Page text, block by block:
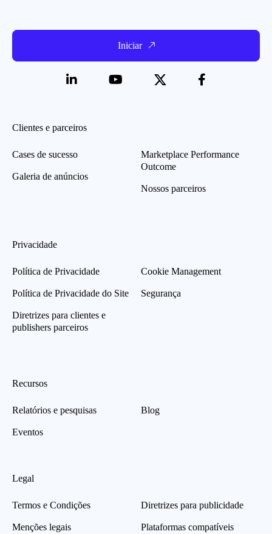
Iniciar
Clientes e parceiros
Cases de sucesso
Galeria de anúncios
Marketplace Performance
Outcome
Nossos parceiros
Privacidade
Política de Privacidade
Política de Privacidade do Site
Diretrizes para clientes e
publishers parceiros
Cookie Management
Segurança
Recursos
Relatórios e pesquisas
Eventos
Blog
Legal
Termos e Condições
Menções legais
Diretrizes para publicidade
Plataformas compatíveis